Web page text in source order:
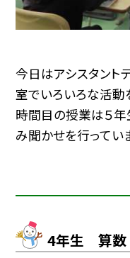
今日はアシスタント
室でいろいろな活動
時間目の授業は５
み聞かせを行ってい
4年生 算数